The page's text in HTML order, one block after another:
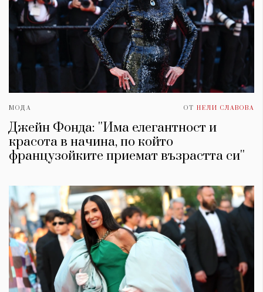
МОДА ОТ НЕЛИ СЛАВОВА
Джейн Фонда: ''Има елегантност и
красота в начина, по който
французойките приемат възрастта си''